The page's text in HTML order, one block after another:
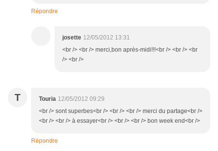
Répondre
josette 12/05/2012 13:31
<br /> <br /> merci,bon après-midi!!!<br /> <br /> <br
/> <br />
T Touria 12/05/2012 09:29
<br /> sont superbes<br /> <br /> <br /> merci du partage<br />
<br /> <br /> à essayer<br /> <br /> <br /> bon week end<br />
Répondre